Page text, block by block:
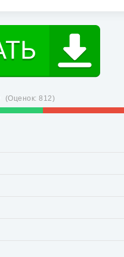
(Оценок:812)